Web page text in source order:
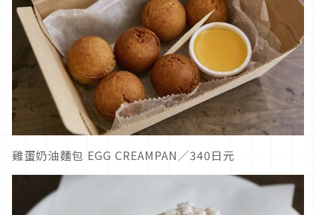
雞蛋奶油麵包 EGG CREAMPAN／340日元